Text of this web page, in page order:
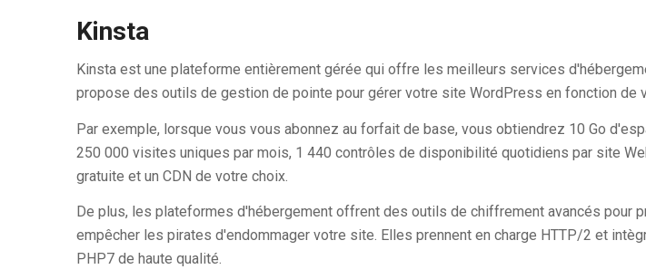
Kinsta
Kinsta est une plateforme entièrement gérée qui offre les meilleurs services
propose des outils de gestion de pointe pour gérer votre site WordPress en fonction de
Par exemple, lorsque vous vous abonnez au forfait de base, vous obtiendrez 10 Go
250 000 visites uniques par mois, 1 440 contrôles de disponibilité quotidiens par site
gratuite et un CDN de votre choix.
De plus, les plateformes d'hébergement offrent des outils de chiffrement avancés pour
empêcher les pirates d'endommager votre site. Elles prennent en charge HTTP/2 et
PHP7 de haute qualité.